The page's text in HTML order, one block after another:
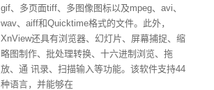
gif、多页面tiff、多图像图标以及mpeg、avi、
wav、aiff和Quicktime格式的文件。此外，
XnView还具有浏览器、幻灯片、屏幕捕捉、缩
略图制作、批处理转换、十六进制浏览、拖
放、通 讯录、扫描输入等功能。该软件支持44
种语言，并能够在